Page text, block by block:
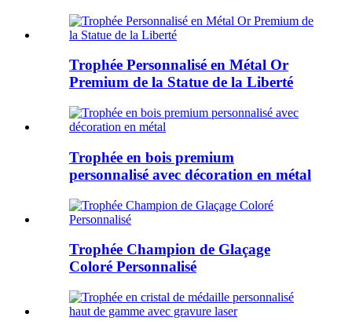
Trophée Personnalisé en Métal Or
Premium de la Statue de la Liberté
Trophée en bois premium
personnalisé avec décoration en métal
Trophée Champion de Glaçage
Coloré Personnalisé